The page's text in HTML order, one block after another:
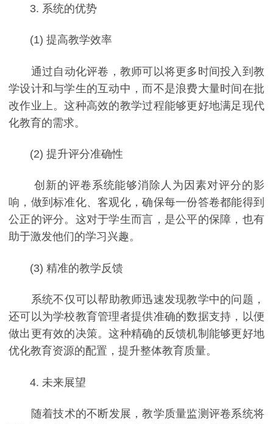
3. 系统的优势
(1) 提高教学效率
通过自动化评卷，教师可以将更多时间投入到教
学设计和与学生的互动中，而不是浪费大量时间在批
改作业上。这种高效的教学过程能够更好地满足现代
化教育的需求。
(2) 提升评分准确性
创新的评卷系统能够消除人为因素对评分的影
响，做到标准化、客观化，确保每一份答卷都能得到
公正的评分。这对于学生而言，是公平的保障，也有
助于激发他们的学习兴趣。
(3) 精准的教学反馈
系统不仅可以帮助教师迅速发现教学中的问题，
还可以为学校教育管理者提供准确的数据支持，以便
做出更有效的决策。这种精确的反馈机制能够更好地
优化教育资源的配置，提升整体教育质量。
4. 未来展望
随着技术的不断发展，教学质量监测评卷系统将